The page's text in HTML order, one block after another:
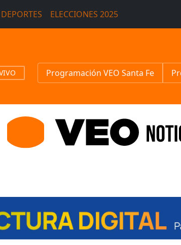
DEPORTES ELECCIONES 2025
Programación VEO Santa Fe